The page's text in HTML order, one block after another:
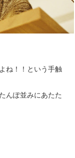
ね！！という手触
んぽ並みにあたた